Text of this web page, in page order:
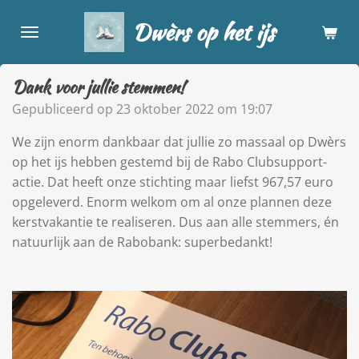
direct
de
hoofdinhoud
Dwèrs op het ijs
Dank voor jullie stemmen!
Gepubliceerd op 23 oktober 2022 om 19:07
We zijn enorm dankbaar dat jullie zo massaal op Dwèrs
op het ijs hebben gestemd bij de Rabo Clubsupport-
actie. Dat heeft onze stichting maar liefst 967,57 euro
opgeleverd. Enorm welkom om al onze plannen deze
kerstvakantie te realiseren. Dus aan alle stemmers, én
natuurlijk aan de Rabobank: superbedankt!